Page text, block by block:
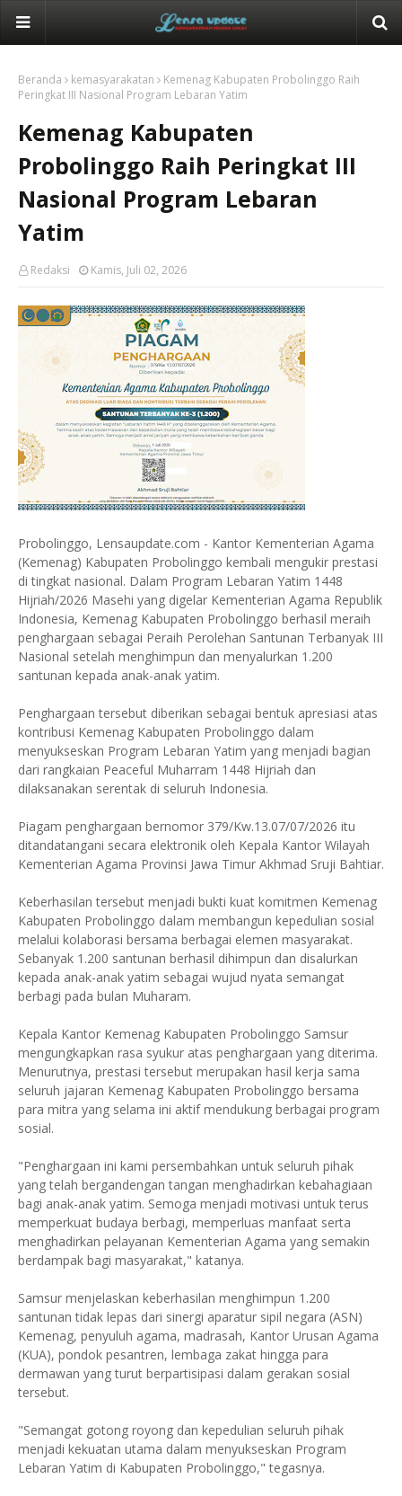
Beranda kemasyarakatan
Kemenag Kabupaten Probolinggo Raih
Peringkat III Nasional Program Lebaran Yatim
Kemenag Kabupaten
Probolinggo Raih Peringkat III
Nasional Program Lebaran
Yatim
Redaksi Kamis, Juli 02, 2026
Probolinggo, Lensaupdate.com - Kantor Kementerian Agama
(Kemenag) Kabupaten Probolinggo kembali mengukir prestasi
di tingkat nasional. Dalam Program Lebaran Yatim 1448
Hijriah/2026 Masehi yang digelar Kementerian Agama Republik
Indonesia, Kemenag Kabupaten Probolinggo berhasil meraih
penghargaan sebagai Peraih Perolehan Santunan Terbanyak III
Nasional setelah menghimpun dan menyalurkan 1.200
santunan kepada anak-anak yatim.
Penghargaan tersebut diberikan sebagai bentuk apresiasi atas
kontribusi Kemenag Kabupaten Probolinggo dalam
menyukseskan Program Lebaran Yatim yang menjadi bagian
dari rangkaian Peaceful Muharram 1448 Hijriah dan
dilaksanakan serentak di seluruh Indonesia.
Piagam penghargaan bernomor 379/Kw.13.07/07/2026 itu
ditandatangani secara elektronik oleh Kepala Kantor Wilayah
Kementerian Agama Provinsi Jawa Timur Akhmad Sruji Bahtiar.
Keberhasilan tersebut menjadi bukti kuat komitmen Kemenag
Kabupaten Probolinggo dalam membangun kepedulian sosial
melalui kolaborasi bersama berbagai elemen masyarakat.
Sebanyak 1.200 santunan berhasil dihimpun dan disalurkan
kepada anak-anak yatim sebagai wujud nyata semangat
berbagi pada bulan Muharam.
Kepala Kantor Kemenag Kabupaten Probolinggo Samsur
mengungkapkan rasa syukur atas penghargaan yang diterima.
Menurutnya, prestasi tersebut merupakan hasil kerja sama
seluruh jajaran Kemenag Kabupaten Probolinggo bersama
para mitra yang selama ini aktif mendukung berbagai program
sosial.
"Penghargaan ini kami persembahkan untuk seluruh pihak
yang telah bergandengan tangan menghadirkan kebahagiaan
bagi anak-anak yatim. Semoga menjadi motivasi untuk terus
memperkuat budaya berbagi, memperluas manfaat serta
menghadirkan pelayanan Kementerian Agama yang semakin
berdampak bagi masyarakat," katanya.
Samsur menjelaskan keberhasilan menghimpun 1.200
santunan tidak lepas dari sinergi aparatur sipil negara (ASN)
Kemenag, penyuluh agama, madrasah, Kantor Urusan Agama
(KUA), pondok pesantren, lembaga zakat hingga para
dermawan yang turut berpartisipasi dalam gerakan sosial
tersebut.
"Semangat gotong royong dan kepedulian seluruh pihak
menjadi kekuatan utama dalam menyukseskan Program
Lebaran Yatim di Kabupaten Probolinggo," tegasnya.